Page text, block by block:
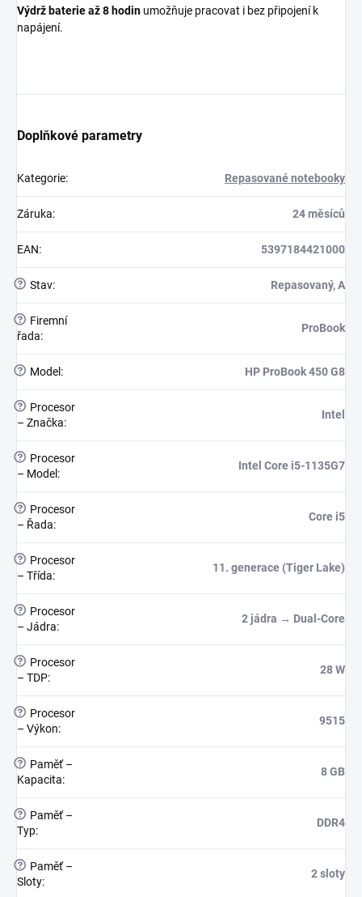
Výdrž baterie až 8 hodin umožňuje pracovat i bez připojení k
napájení.
Doplňkové parametry
Kategorie: Repasované notebooky
Záruka: 24 měsíců
EAN: 5397184421000
? Stav: Repasovaný, A
?
Firemní
řada:
ProBook
? Model : HP ProBook 450 G8
?
Procesor
– Značka:
Intel
?
Procesor
– Model :
Intel Core i5-1135G7
?
Procesor
– Řada:
Core i5
?
Procesor
– Třída:
11. generace (Tiger Lake)
?
Procesor
– Jádra:
2 jádra → Dual-Core
?
Procesor
– TDP:
28 W
?
Procesor
– Výkon:
9515
?
Paměť –
Kapacita:
8 GB
?
Paměť –
Typ:
DDR4
?
Paměť –
Sloty:
2 sloty